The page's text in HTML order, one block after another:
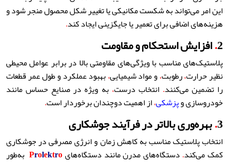
این امر می‌تواند به شکست مکانیکی یا تغییر شکل محصول منجر شود و
هزینه‌های اضافی برای تعمیر یا جایگزینی ایجاد کند.
2
.افزایش استحکام و مقاومت
پلاستیک‌های مناسب با ویژگی‌های مقاومتی بالا در برابر عوامل محیطی
نظیر حرارت،رطوبت،و مواد شیمیایی،بهبود عملکرد و طول عمر قطعات
را تضمین می‌کنند. انتخاب درست، به ویژه در صنایع حساس مانند
خودروسازی وپزشکی،از اهمیت دوچندان برخوردار است.
3
.بهره‌وری بالاتر در فرآیند جوشکاری
انتخاب پلاستیک مناسب به کاهش زمان و انرژی مصرفی در جوشکاری
کمک می‌کند.دستگاه‌های مدرن مانند دستگاه‌های Prolektro
به‌طور